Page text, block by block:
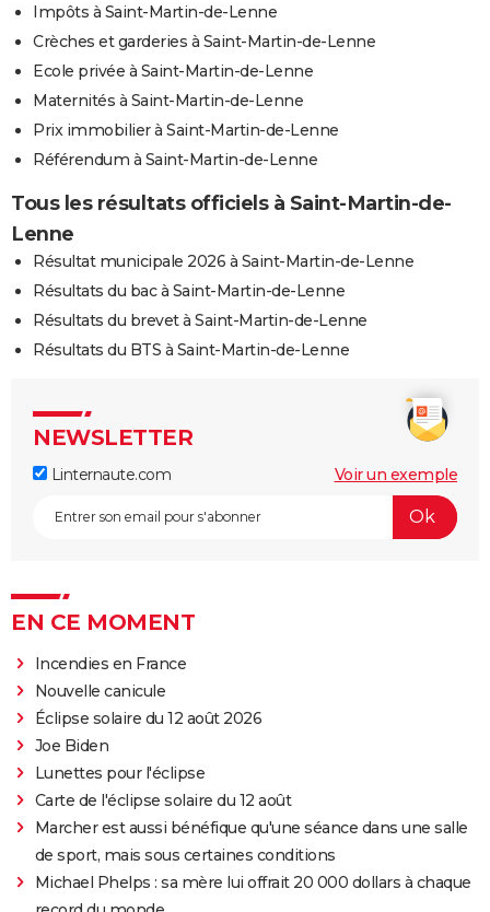
Impôts à Saint-Martin-de-Lenne
Crèches et garderies à Saint-Martin-de-Lenne
Ecole privée à Saint-Martin-de-Lenne
Maternités à Saint-Martin-de-Lenne
Prix immobilier à Saint-Martin-de-Lenne
Référendum à Saint-Martin-de-Lenne
Tous les résultats officiels à Saint-Martin-de-
Lenne
Résultat municipale 2026 à Saint-Martin-de-Lenne
Résultats du bac à Saint-Martin-de-Lenne
Résultats du brevet à Saint-Martin-de-Lenne
Résultats du BTS à Saint-Martin-de-Lenne
NEWSLETTER
Linternaute.com Voir un exemple
EN CE MOMENT
Incendies en France
Nouvelle canicule
Éclipse solaire du 12 août 2026
Joe Biden
Lunettes pour l'éclipse
Carte de l'éclipse solaire du 12 août
Marcher est aussi bénéfique qu'une séance dans une salle
de sport, mais sous certaines conditions
Michael Phelps : sa mère lui offrait 20 000 dollars à chaque